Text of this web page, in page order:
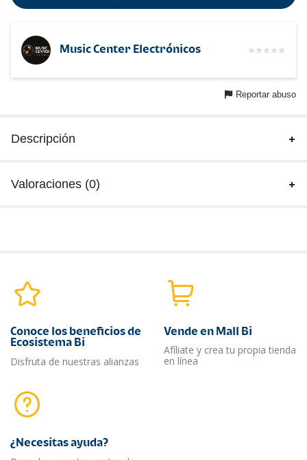
Music Center Electrónicos
Reportar abuso
Descripción
Valoraciones (0)
Conoce los beneficios de
Ecosistema Bi
Disfruta de nuestras alianzas
Vende en Mall Bi
Afíliate y crea tu propia tienda
en línea
¿Necesitas ayuda?​